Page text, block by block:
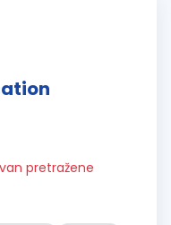
pretražene